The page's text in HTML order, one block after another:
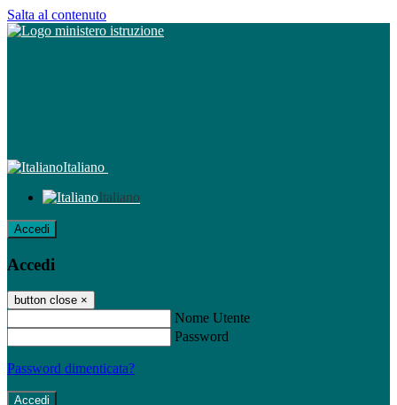
Salta al contenuto
Italiano
Italiano
Accedi
Accedi
button close ×
Nome Utente
Password
Password dimenticata?